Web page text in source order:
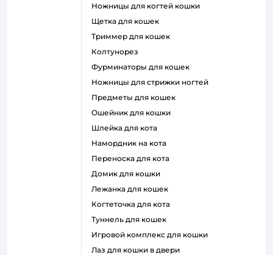
ножницы для когтей кошки
щетка для кошек
триммер для кошек
колтунорез
фурминаторы для кошек
ножницы для стрижки ногтей
предметы для кошек
ошейник для кошки
шлейка для кота
намордник на кота
переноска для кота
домик для кошки
лежанка для кошек
когтеточка для кота
туннель для кошек
игровой комплекс для кошки
лаз для кошки в двери